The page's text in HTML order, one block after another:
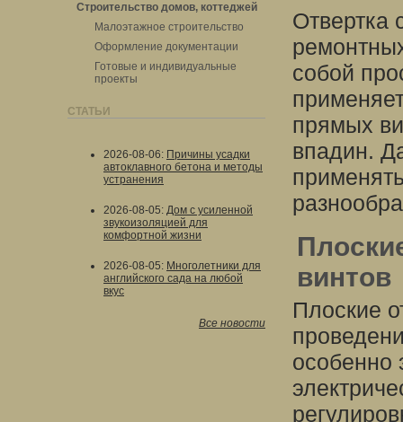
Строительство домов, коттеджей
Малоэтажное строительство
Оформление документации
Готовые и индивидуальные
проекты
СТАТЬИ
2026-08-06: Причины усадки
автоклавного бетона и методы
устранения
2026-08-05: Дом с усиленной
звукоизоляцией для
комфортной жизни
2026-08-05: Многолетники для
английского сада на любой
вкус
Все новости
Отвертка
собой
прямых
впадин.
винтов
Плоские
особенно